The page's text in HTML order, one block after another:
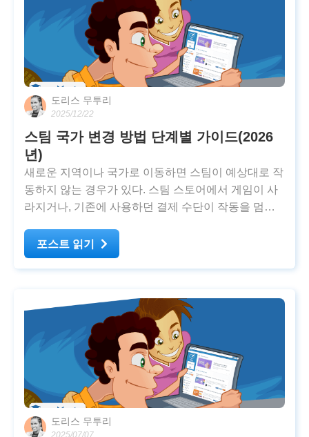
도리스 무투리
2025/12/22
스팀 국가 변경 방법 단계별 가이드(2026
년)
새로운 지역이나 국가로 이동하면 스팀이 예상대로 작
동하지 않는 경우가 있다. 스팀 스토어에서 게임이 사
라지거나, 기존에 사용하던 결제 수단이 작동을 멈출
고안되었지만, 종종 불필요한 번거로움을 유발한다.
스팀의 지역 또는 국가를 변경할 수 있을까? 스팀
포스트 읽기
도리스 무투리
2025/07/07